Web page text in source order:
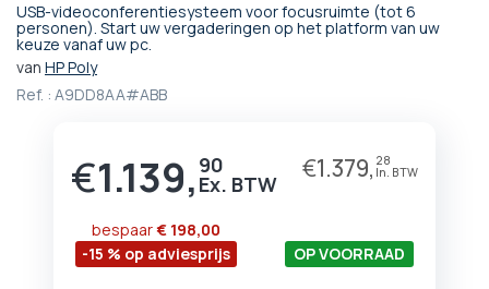
USB-videoconferentiesysteem voor focusruimte (tot 6
personen). Start uw vergaderingen op het platform van uw
keuze vanaf uw pc.
van HP Poly
Ref. : A9DD8AA#ABB
€1.139, 90 €1.379, 28
-15 % op adviesprijs
bespaar€ 198,00
OP VOORRAAD
Ga
naar
het
begin